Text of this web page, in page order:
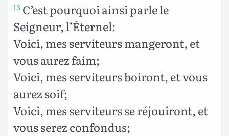
13 C’est pourquoi ainsi parle le
Seigneur, l’Éternel:
Voici, mes serviteurs mangeront, et
vous aurez faim;
Voici, mes serviteurs boiront, et vous
aurez soif;
Voici, mes serviteurs se réjouiront, et
vous serez confondus;